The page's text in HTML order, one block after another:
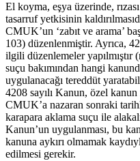
El koyma, eşya üzerinde,
tasarruf yetkisinin
CMUK’un ‘zabıt ve arama’
103) düzenlenmiştir. Ayrıca,
ilgili düzenlemeler
suçu bakımından hangi
uygulanacağı tereddüt
4208 sayılı Kanun, özel
CMUK’a nazaran sonraki
karapara aklama suçu ile
Kanun’un uygulanması, bu
kanuna aykırı olmamak
edilmesi gerekir.